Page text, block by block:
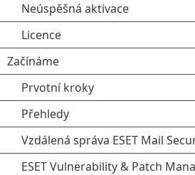
Neúspěšná aktivace
Licence
Začínáme
Prvotní kroky
Přehledy
Vzdálená správa ESET Mail
ESET Vulnerability & Patch